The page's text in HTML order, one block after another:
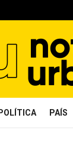
POLÍTICA PAÍS